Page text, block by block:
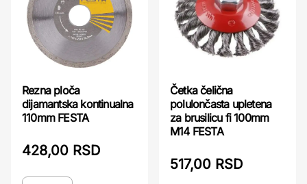
Rezna ploča
dijamantska kontinualna
110mm FESTA
428,00 RSD
Četka čelična
polulončasta upletena
za brusilicu fi 100mm
M14 FESTA
517,00 RSD